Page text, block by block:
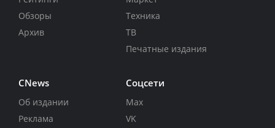
Обзоры
Архив
Техника
ТВ
Печатные издания
CNews
Об издании
Реклама
Соцсети
Max
VK